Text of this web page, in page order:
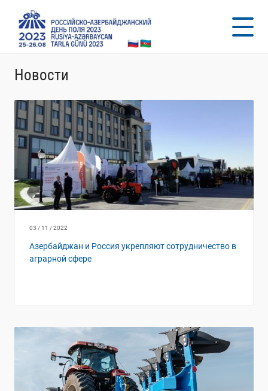
Новости
03 / 11 / 2022
Азербайджан и Россия укрепляют сотрудничество в
аграрной сфере